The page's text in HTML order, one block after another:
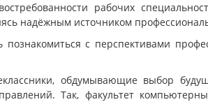
рабочих
надёжным источником
с перспективами
обдумывающие выбор
Так, факультет